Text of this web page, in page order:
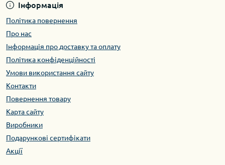
Інформація
Політика повернення
Про нас
Інформація про доставку та оплату
Політика конфіденційності
Умови використання сайту
Контакти
Повернення товару
Карта сайту
Виробники
Подарункові сертифікати
Акції